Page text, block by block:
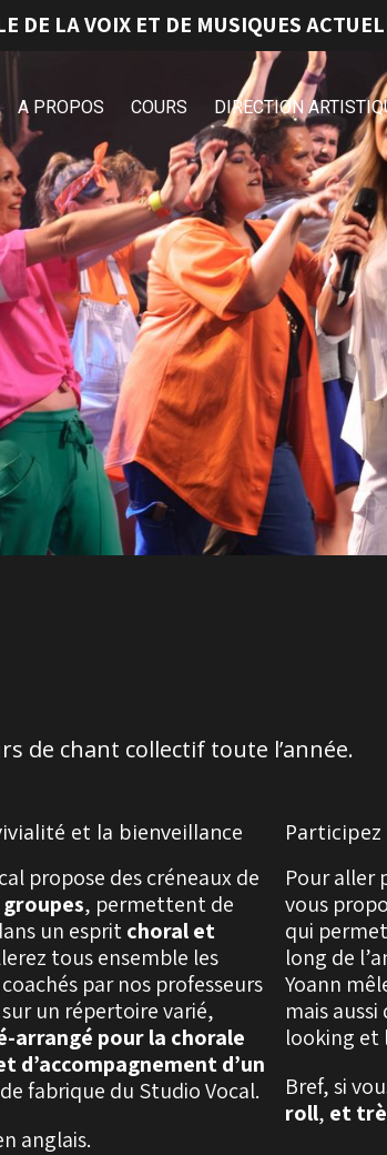
DE LA VOIX ET DE MUSIQUES
A PROPOS COURS DIRECTION
de chant collectif toute l’année.
et la bienveillance
propose des créneaux de
, permettent de
un espritchoralet
tous ensemble les
par nos professeurs
un répertoire varié,
arrangé pour la chorale
d’accompagnement d’un
fabrique du Studio Vocal.
anglais.
Participez
Pour aller
vous
qui
long de
Yoann
mais
looking et
Bref, si
roll, et